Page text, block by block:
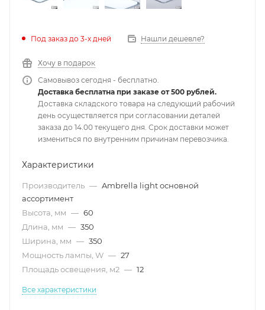
Под заказ до 3-х дней Нашли дешевле?
Хочу в подарок
Самовывоз сегодня - бесплатно.
Доставка бесплатна при заказе от 500 рублей.
Доставка складского товара на следующий рабочий
день осуществляется при согласовании деталей
заказа до 14.00 текущего дня. Срок доставки может
измениться по внутренним причинам перевозчика.
Характеристики
Производитель — Ambrella light основной
ассортимент
Высота, мм — 60
Длина, мм — 350
Ширина, мм — 350
Мощность лампы, W — 27
Площадь освещения, м2 — 12
Все характеристики